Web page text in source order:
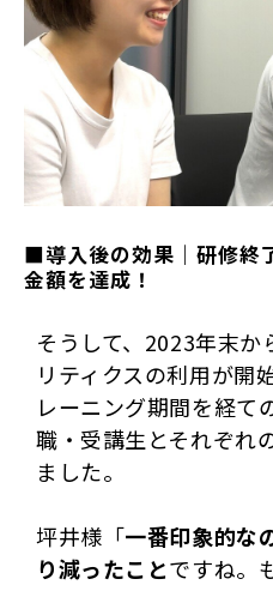
■導入後の効果｜研修終
金額を達成！
そうして、2023年末か
リティクスの利用が開
レーニング期間を経て
職・受講生とそれぞれ
ました。
坪井様「一番印象的な
り減ったことですね。